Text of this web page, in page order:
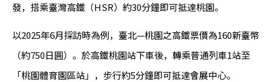
發，搭乘臺灣高鐵（HSR）約30分鐘即可抵達桃園。
以2025年6月採訪時為例，臺北—桃園之高鐵票價為160新臺幣
（約750日圓）。於高鐵桃園站下車後，轉乘普通列車1站至
「桃園體育園區站」，步行約5分鐘即可抵達會展中心。